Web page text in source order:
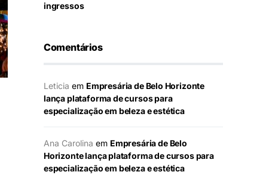
ingressos
Comentários
Leticia em Empresária de Belo Horizonte
lança plataforma de cursos para
especialização em beleza e estética
Ana Carolina em Empresária de Belo
Horizonte lança plataforma de cursos para
especialização em beleza e estética